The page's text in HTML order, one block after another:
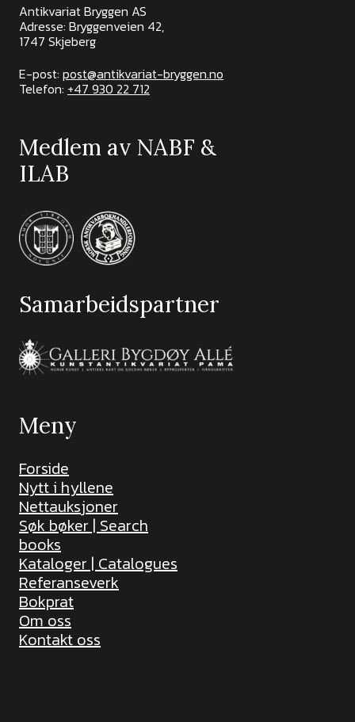
Antikvariat Bryggen AS
Adresse: Bryggenveien 42,
1747 Skjeberg
E-post: post@antikvariat-bryggen.no
Telefon: +47 930 22 712
Medlem av NABF &
ILAB
Samarbeidspartner
Meny
Forside
Nytt i hyllene
Nettauksjoner
Søk bøker | Search
books
Kataloger | Catalogues
Referanseverk
Bokprat
Om oss
Kontakt oss